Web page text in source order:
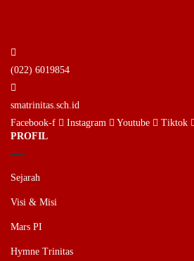
(022) 6019854
smatrinitas.sch.id
Facebook-f
Instagram Youtube
Tiktok
PROFIL
Sejarah
Visi & Misi
Mars PI
Hymne Trinitas